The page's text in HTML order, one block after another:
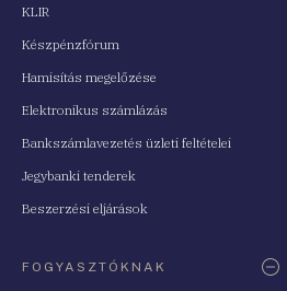
KLIR
Készpénzfórum
Hamisítás megelőzése
Elektronikus számlázás
Bankszámlavezetés üzleti feltételei
Jegybanki tenderek
Beszerzési eljárások
FOGYASZTÓKNAK